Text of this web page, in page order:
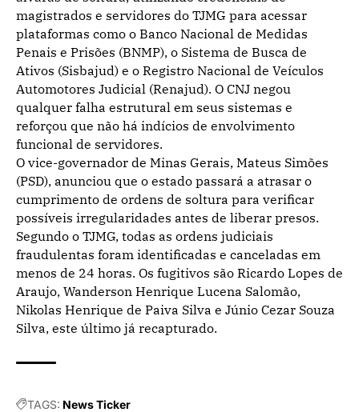
magistrados e servidores do TJMG para acessar
plataformas como o Banco Nacional de Medidas
Penais e Prisões (BNMP), o Sistema de Busca de
Ativos (Sisbajud) e o Registro Nacional de Veículos
Automotores Judicial (Renajud). O CNJ negou
qualquer falha estrutural em seus sistemas e
reforçou que não há indícios de envolvimento
funcional de servidores.
O vice-governador de Minas Gerais, Mateus Simões
(PSD), anunciou que o estado passará a atrasar o
cumprimento de ordens de soltura para verificar
possíveis irregularidades antes de liberar presos.
Segundo o TJMG, todas as ordens judiciais
fraudulentas foram identificadas e canceladas em
menos de 24 horas. Os fugitivos são Ricardo Lopes de
Araujo, Wanderson Henrique Lucena Salomão,
Nikolas Henrique de Paiva Silva e Júnio Cezar Souza
Silva, este último já recapturado.
TAGS: News Ticker